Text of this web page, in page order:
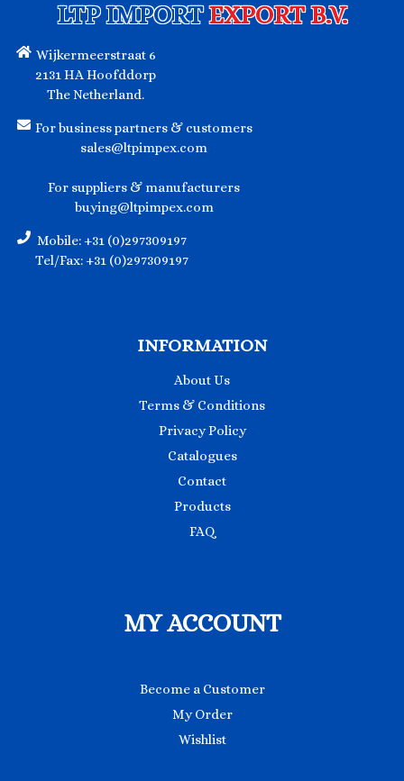
LTP IMPORTEXPORT B.V.
Wijkermeerstraat 6
2131 HA Hoofddorp
The Netherland.
For business partners & customers
sales@ltpimpex.com
For suppliers & manufacturers
buying@ltpimpex.com
Mobile: +31 (0)297309197
Tel/Fax: +31 (0)297309197
INFORMATION
About Us
Terms & Conditions
Privacy Policy
Catalogues
Contact
Products
FAQ
MY ACCOUNT
Become a Customer
My Order
Wishlist